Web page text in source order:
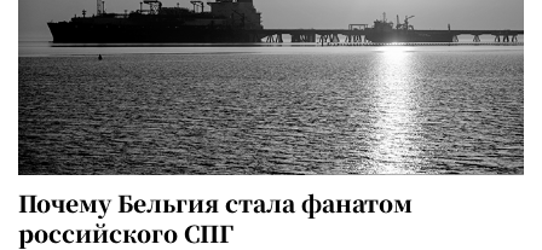
Почему Бельгия стала фанатом
российского СПГ